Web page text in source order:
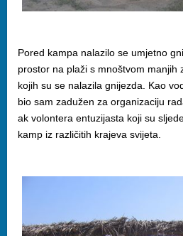
Pored kampa nalazilo se umjetno
prostor na plaži s mnoštvom manjih
kojih su se nalazila gnijezda. Kao
bio sam zadužen za organizaciju
ak volontera entuzijasta koji su
kamp iz različitih krajeva svijeta.